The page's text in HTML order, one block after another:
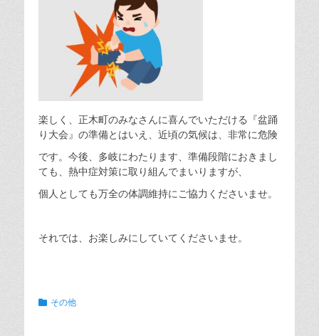
楽しく、正木町のみなさんに喜んでいただける『盆踊
り大会』の準備とはいえ、近頃の気候は、非常に危険
です。今後、多岐にわたります、準備段階におきまし
ても、熱中症対策に取り組んでまいりますが、
個人としても万全の体調維持にご協力くださいませ。
それでは、お楽しみにしていてくださいませ。
カ その他